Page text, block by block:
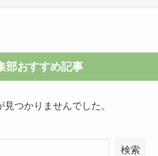
部おすすめ記事
見つかりませんでした。
検索